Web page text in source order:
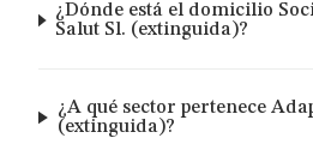
¿Dónde está el domicilio
Salut Sl. (extinguida)?
¿A qué sector pertenece
(extinguida)?